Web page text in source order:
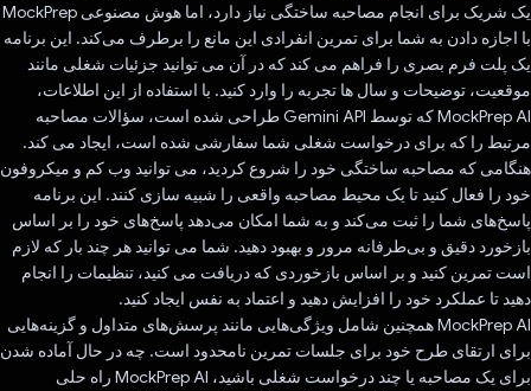
یک شریک برای انجام مصاحبه ساختگی نیاز دارد، اما هوش مصنوعی MockPrep
با اجازه دادن به شما برای تمرین انفرادی این مانع را برطرف می‌کند. این برنامه
یک پلت فرم بصری را فراهم می کند که در آن می توانید جزئیات شغلی مانند
موقعیت، توضیحات و سال ها تجربه را وارد کنید. با استفاده از این اطلاعات،
MockPrep AI که توسط Gemini API طراحی شده است، سؤالات مصاحبه
مرتبط را که برای درخواست شغلی شما سفارشی شده است، ایجاد می کند.
هنگامی که مصاحبه ساختگی خود را شروع کردید، می توانید وب کم و میکروفون
خود را فعال کنید تا یک محیط مصاحبه واقعی را شبیه سازی کنند. این برنامه
پاسخ‌های شما را ثبت می‌کند و به شما امکان می‌دهد پاسخ‌های خود را بر اساس
بازخورد دقیق و بی‌طرفانه مرور و بهبود دهید. شما می توانید هر چند بار که لازم
است تمرین کنید و بر اساس بازخوردی که دریافت می کنید، تنظیمات را انجام
دهید تا عملکرد خود را افزایش دهید و اعتماد به نفس ایجاد کنید.
MockPrep AI همچنین شامل ویژگی‌هایی مانند پرسش‌های متداول و گزینه‌هایی
برای ارتقای طرح خود برای جلسات تمرین نامحدود است. چه در حال آماده شدن
برای یک مصاحبه یا چند درخواست شغلی باشید، MockPrep AI راه حلی